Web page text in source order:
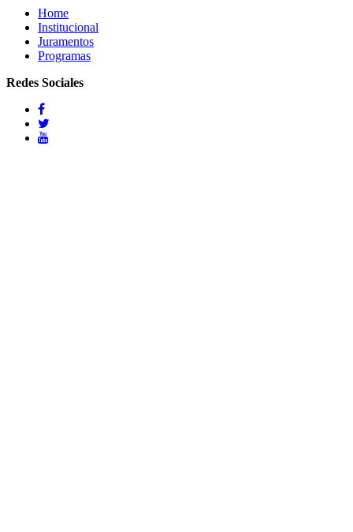
Home
Institucional
Juramentos
Programas
Redes Sociales